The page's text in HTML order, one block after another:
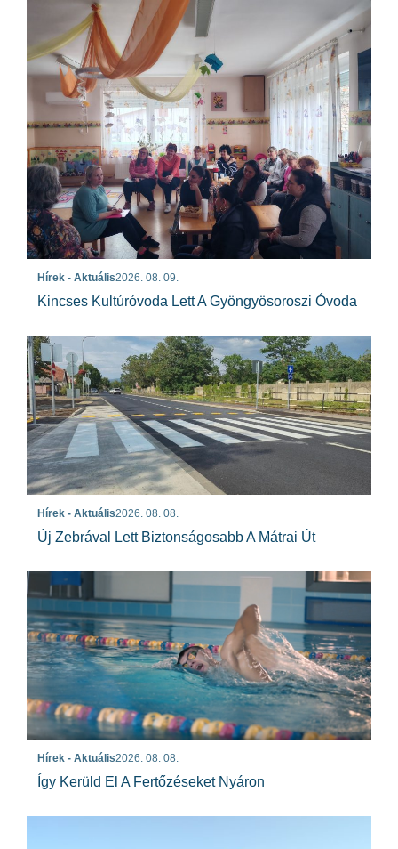
Hírek - Aktuális2026. 08. 09.
Kincses Kultúróvoda Lett A Gyöngyösoroszi Óvoda
Hírek - Aktuális2026. 08. 08.
Új Zebrával Lett Biztonságosabb A Mátrai Út
Hírek - Aktuális2026. 08. 08.
Így Kerüld El A Fertőzéseket Nyáron